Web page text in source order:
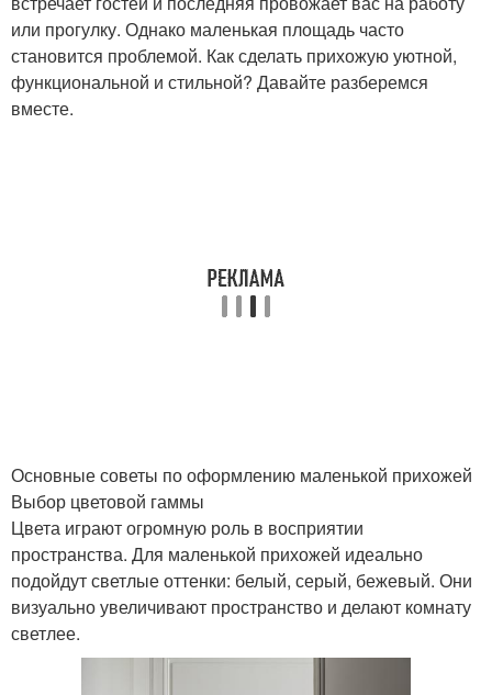
Советы по
преобразованию
Современные дизайны
или прогулку. Однако маленькая площадь часто
становится проблемой. Как сделать прихожую уютной,
функциональной и стильной? Давайте разберемся
вместе.
Основные советы по оформлению маленькой прихожей
Выбор цветовой гаммы
Цвета играют огромную роль в восприятии
пространства. Для маленькой прихожей идеально
подойдут светлые оттенки: белый, серый, бежевый. Они
визуально увеличивают пространство и делают комнату
светлее.